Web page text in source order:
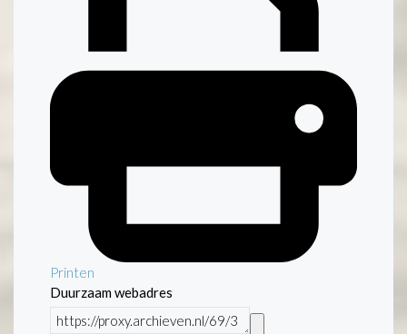
Printen
Duurzaam webadres